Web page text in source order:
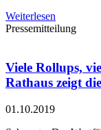
Weiterlesen
Pressemitteilung
Viele Rollups,
Rathaus zeigt
01.10.2019